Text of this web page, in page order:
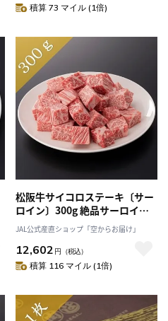
積算 73 マイル (1倍)
松阪牛サイコロステーキ〔サー
ロイン〕300g 絶品サーロイン
を一口サイズに！「まるよし」
送料無料
JAL公式産直ショップ「空からお届け」
12,602 円 （税込）
積算 116 マイル (1倍)